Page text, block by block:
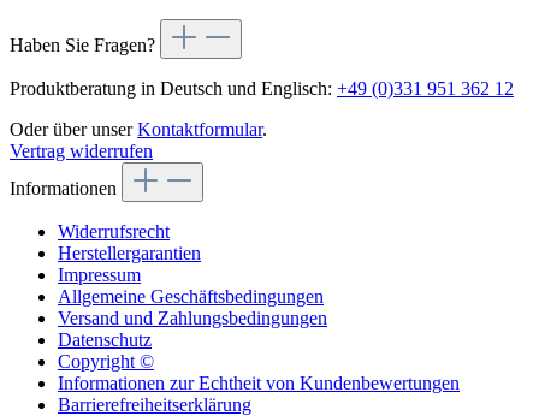
Haben Sie Fragen?
Produktberatung in Deutsch und Englisch: +49 (0)331 951 362 12
Oder über unserKontaktformular.
Vertrag widerrufen
Informationen
Widerrufsrecht
Herstellergarantien
Impressum
Allgemeine Geschäftsbedingungen
Versand und Zahlungsbedingungen
Datenschutz
Copyright ©
Informationen zur Echtheit von Kundenbewertungen
Barrierefreiheitserklärung